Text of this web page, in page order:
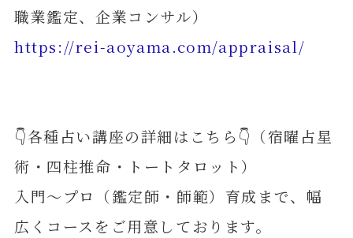
職業鑑定、企業コンサル）
https://rei-aoyama.com/appraisal/
👇各種占い講座の詳細はこちら👇（宿曜占星
術・四柱推命・トートタロット）
入門～プロ（鑑定師・師範）育成まで、幅
広くコースをご用意しております。